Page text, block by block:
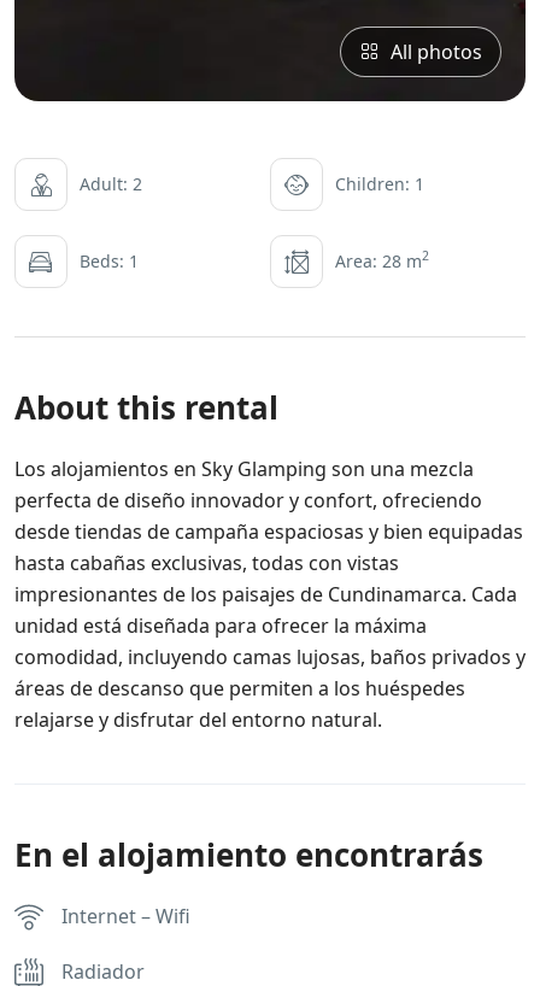
All photos
Adult: 2 Children: 1
Beds: 1 Area: 28 m2
About this rental
Los alojamientos en Sky Glamping son una mezcla
perfecta de diseño innovador y confort, ofreciendo
desde tiendas de campaña espaciosas y bien equipadas
hasta cabañas exclusivas, todas con vistas
impresionantes de los paisajes de Cundinamarca. Cada
unidad está diseñada para ofrecer la máxima
comodidad, incluyendo camas lujosas, baños privados y
áreas de descanso que permiten a los huéspedes
relajarse y disfrutar del entorno natural.
En el alojamiento encontrarás
Internet – Wifi
Radiador